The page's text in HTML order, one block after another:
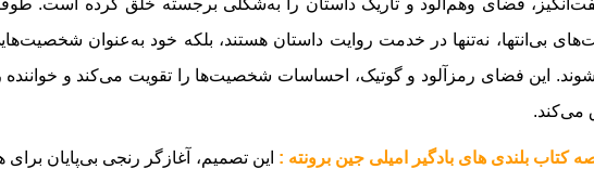
بی‌انتها، نه‌تنها در خدمت روایت داستان هستند، بلکه خود به‌عنوان
این فضای رمزآلود و گوتیک، احساسات شخصیت‌ها را تقویت می‌کند و خواننده
می‌کند.
کتاب بلندی های بادگیر امیلی جین برونته : این تصمیم، آغازگر رنجی بی‌پایان